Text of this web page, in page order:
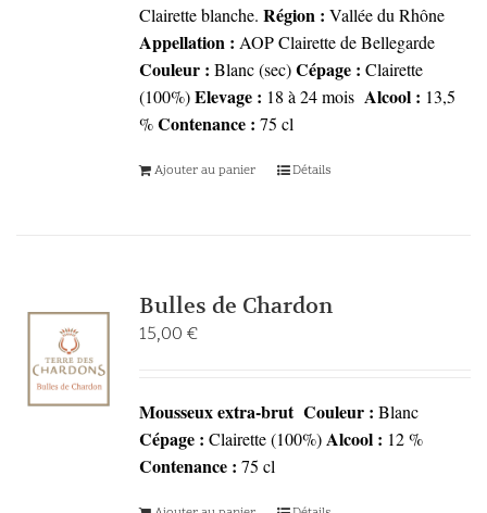
Clairette blanche. Région : Vallée du Rhône
Appellation : AOP Clairette de Bellegarde
Couleur : Blanc (sec)Cépage : Clairette
(100%)Elevage : 18 à 24 mois Alcool : 13,5
%Contenance : 75 cl
Ajouter au panier Détails
Bulles de Chardon
15,00 €
Mousseux extra-brut Couleur : Blanc
Cépage : Clairette (100%)Alcool : 12 %
Contenance : 75 cl